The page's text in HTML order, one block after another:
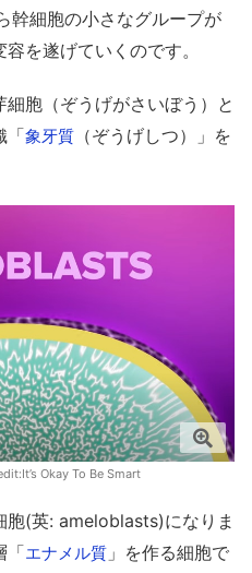
幹細胞の小さなグループが
を遂げていくのです。
胞（ぞうげがさいぼう）と
「象牙質 （ぞうげしつ）」を
It’s Okay To Be Smart
胞(英: ameloblasts)になりま
「エナメル質 」を作る細胞で